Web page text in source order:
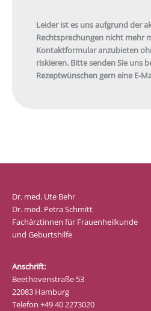
Leider ist es uns aufgrund der
Rechtsprechungen nicht mehr
Kontaktformular anzubieten
riskieren. Bitte senden Sie uns
Rezeptwünschen gern eine E-
Dr. med. Ute Behr
Dr. med. Petra Schmitt
Fachärztinnen für Frauenheilkunde
und Geburtshilfe
Anschrift:
Beethovenstraße 53
22083 Hamburg
Telefon +49 40 2273020